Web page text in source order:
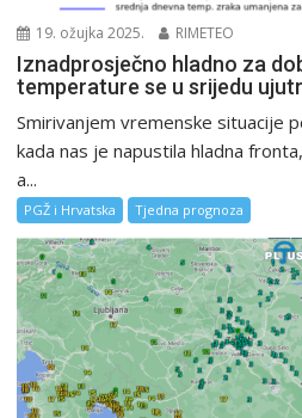
19. ožujka 2025. RIMETEO
Iznadprosječno hladno za
temperature se u srijedu
Smirivanjem vremenske situacije
kada nas je napustila hladna
a...
PGŽ i Hrvatska Tjedna prognoza